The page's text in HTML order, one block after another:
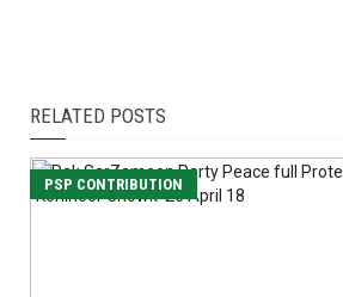
RELATED POSTS
PSP CONTRIBUTION